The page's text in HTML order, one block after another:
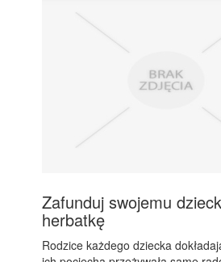
Zafunduj swojemu
herbatkę
Rodzice każdego dziecka